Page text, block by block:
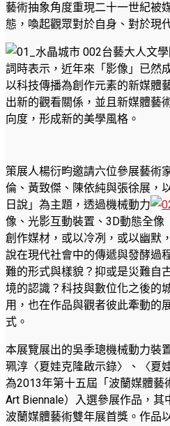
藝術抽象角度重現二十一世紀被
態，喚起觀眾對於自身、對於現
台藝大人文
詞時表示，近年來「影像」已然
以科技傳播為創作元素的新媒體
出新的觀看關係，並且新媒體藝
向度，形成新的美學風格。
策展人楊衍畇邀請六位參展藝術
倫、黃致傑、陳依純與張徐展，
日說」為主題，透過機械動力
像、光影互動裝置、3D動態全像
創作媒材，或以冷冽，或以幽默
說在現代社會中的傳遞與發酵過
難的形式與樣貌？抑或是災難自
境的認識？科技與數位化之後的
用，也在作品與觀者彼此牽動的
式。
本展覽展出的吳季璁機械動力裝
珮淳〈夏娃克隆啟示錄〉、〈夏
為2013年第十五屆「波蘭媒體藝
Art Biennale）入選參展作品，
波蘭媒體藝術雙年展首獎。作品